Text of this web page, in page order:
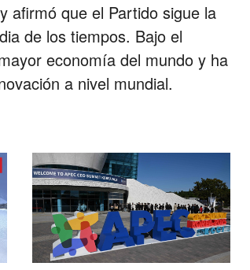
afirmó que el Partido sigue la
de los tiempos. Bajo el
economía del mundo y ha
a nivel mundial.